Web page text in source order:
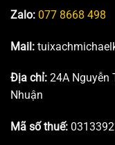
Zalo: 077 8668 498
Mail:
Địa chỉ: 24A Nguyễn
Nhuận
Mã số thuế: